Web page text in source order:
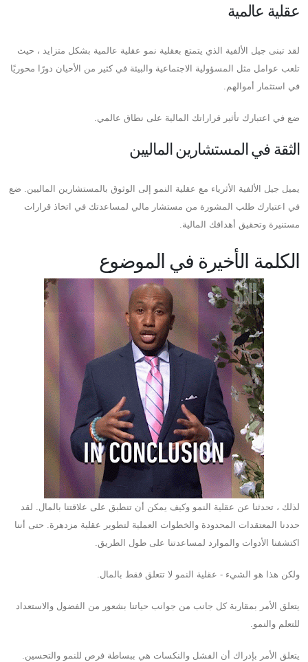
عقلية عالمية
لقد تبنى جيل الألفية الذي يتمتع بعقلية نمو عقلية عالمية بشكل متزايد ، حيث
تلعب عوامل مثل المسؤولية الاجتماعية والبيئة في كثير من الأحيان دورًا محوريًا
في استثمار أموالهم.
ضع في اعتبارك تأثير قراراتك المالية على نطاق عالمي.
الثقة في المستشارين الماليين
يميل جيل الألفية الأثرياء مع عقلية النمو إلى الوثوق بالمستشارين الماليين. ضع
في اعتبارك طلب المشورة من مستشار مالي لمساعدتك في اتخاذ قرارات
مستنيرة وتحقيق أهدافك المالية.
الكلمة الأخيرة في الموضوع
لذلك ، تحدثنا عن عقلية النمو وكيف يمكن أن تنطبق على علاقتنا بالمال. لقد
حددنا المعتقدات المحدودة والخطوات العملية لتطوير عقلية مزدهرة. حتى أننا
اكتشفنا الأدوات والموارد لمساعدتنا على طول الطريق.
ولكن هذا هو الشيء - عقلية النمو لا تتعلق فقط بالمال.
يتعلق الأمر بمقاربة كل جانب من جوانب حياتنا بشعور من الفضول والاستعداد
للتعلم والنمو.
يتعلق الأمر بإدراك أن الفشل والنكسات هي ببساطة فرص للنمو والتحسين.